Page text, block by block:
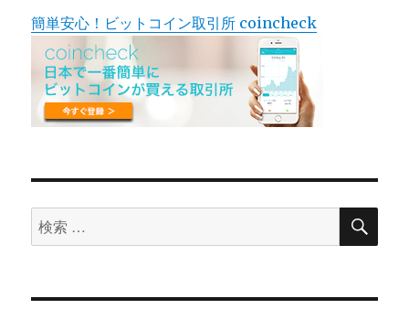
簡単安心！ビットコイン取引所 coincheck
検
索
象:
検